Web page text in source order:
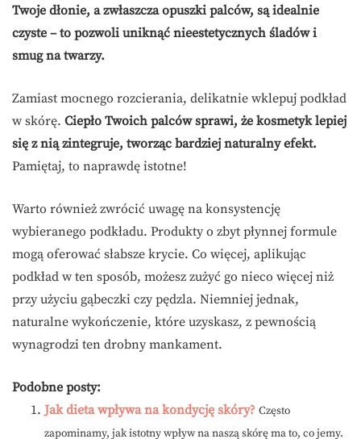
Twoje dłonie, a zwłaszcza opuszki palców, są idealnie
czyste – to pozwoli uniknąć nieestetycznych śladów i
smug na twarzy.
Zamiast mocnego rozcierania, delikatnie wklepuj podkład
w skórę. Ciepło Twoich palców sprawi, że kosmetyk lepiej
się z nią zintegruje, tworząc bardziej naturalny efekt.
Pamiętaj, to naprawdę istotne!
Warto również zwrócić uwagę na konsystencję
wybieranego podkładu. Produkty o zbyt płynnej formule
mogą oferować słabsze krycie. Co więcej, aplikując
podkład w ten sposób, możesz zużyć go nieco więcej niż
przy użyciu gąbeczki czy pędzla. Niemniej jednak,
naturalne wykończenie, które uzyskasz, z pewnością
wynagrodzi ten drobny mankament.
Podobne posty:
Jak dieta wpływa na kondycję skóry? Często
zapominamy, jak istotny wpływ na naszą skórę ma to, co jemy.